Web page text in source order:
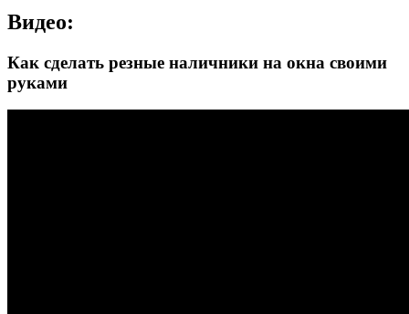
Видео:
Как сделать резные наличники на окна своими
руками